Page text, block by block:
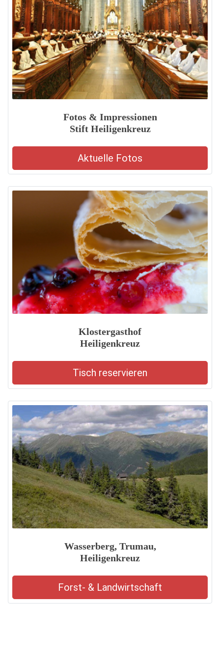
Fotos & Impressionen
Stift Heiligenkreuz
Aktuelle Fotos
Klostergasthof
Heiligenkreuz
Tisch reservieren
Wasserberg, Trumau,
Heiligenkreuz
Forst- & Landwirtschaft